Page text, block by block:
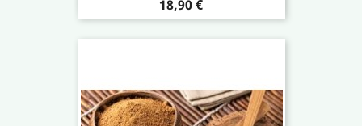
Prix
18,90 €